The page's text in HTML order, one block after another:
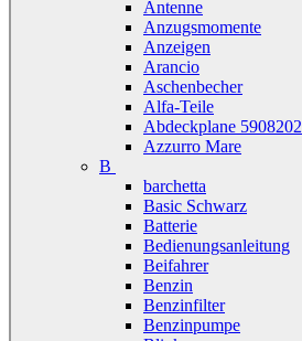
Antenne
Anzugsmomente
Anzeigen
Arancio
Aschenbecher
Alfa-Teile
Abdeckplane 5908202
Azzurro Mare
B
barchetta
Basic Schwarz
Batterie
Bedienungsanleitung
Beifahrer
Benzin
Benzinfilter
Benzinpumpe